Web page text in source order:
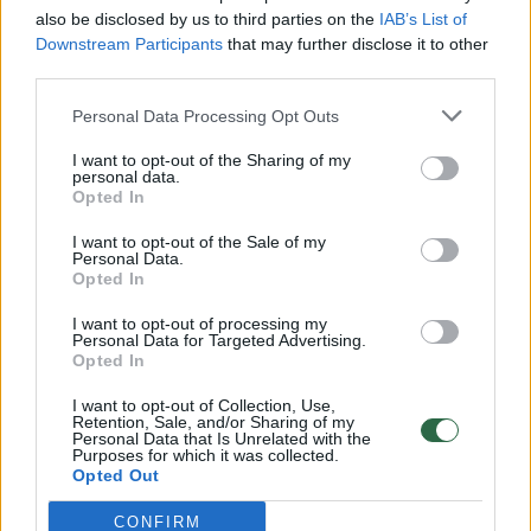
also be disclosed by us to third parties on the IAB’s List of
Downstream Participants that may further disclose it to other
Personal Data Processing Opt Outs
I want to opt-out of the Sharing of my
personal data.
Opted In
I want to opt-out of the Sale of my
Personal Data.
Opted In
I want to opt-out of processing my
Personal Data for Targeted Advertising.
Opted In
I want to opt-out of Collection, Use,
Retention, Sale, and/or Sharing of my
Personal Data that Is Unrelated with the
Purposes for which it was collected.
Opted Out
CONFIRM
Žinios | Lietuvos diena
00:00:57
Savaitės vidurys nusimato karštas: temperatūra kils iki
32 laipsnių šilumos
Žinios | Orai
00:15:54
V. Zalužno pasisakymą laiko bandymu įsitvirtinti
Laidos | Nauja diena
Nufilmavo, kaip patvino Vilniaus Vakarinis aplinkkelis:
vaizdas pribloškia
Žinios